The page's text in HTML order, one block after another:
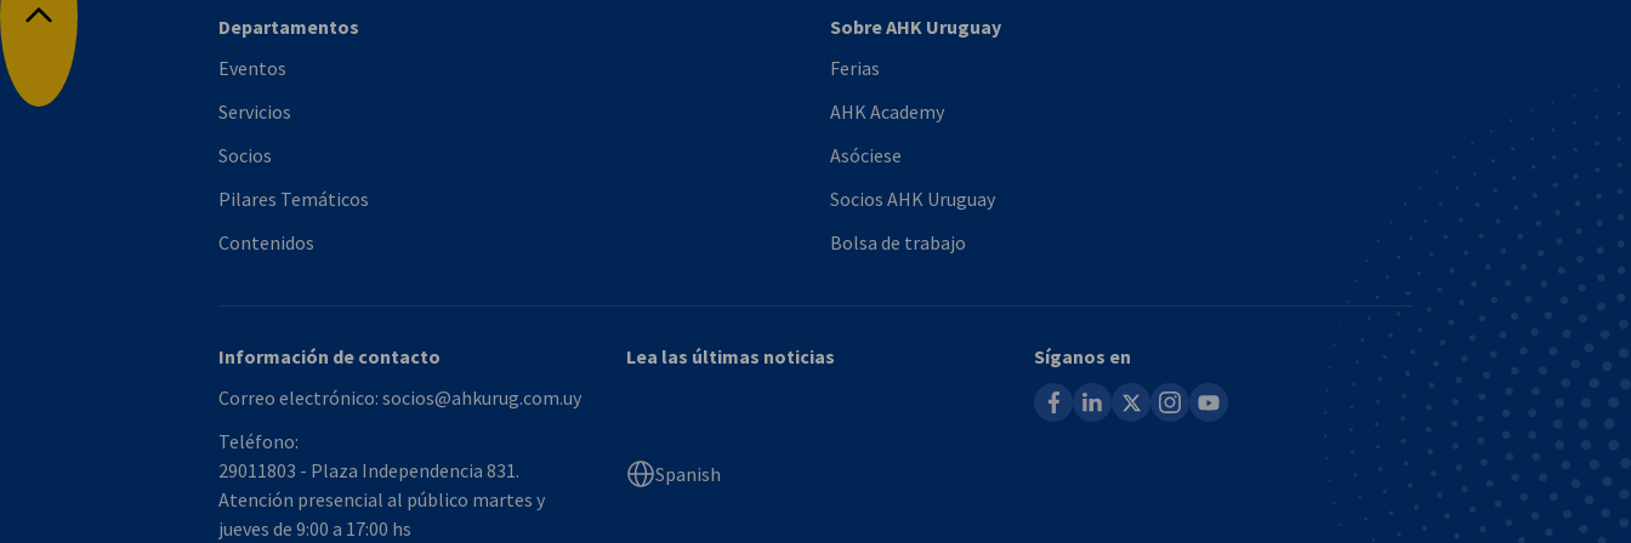
Volver arriba
Departamentos
Eventos
Servicios
Socios
Pilares Temáticos
Contenidos
Sobre AHK Uruguay
Ferias
AHK Academy
Asóciese
Socios AHK Uruguay
Bolsa de trabajo
Información de contacto
Correo electrónico: socios@ahkurug.com.uy
Teléfono:
29011803 - Plaza Independencia 831.
Atención presencial al público martes y
jueves de 9:00 a 17:00 hs
Lea las últimas noticias
Spanish
Síganos en
facebooklinkedin instagram
youtube